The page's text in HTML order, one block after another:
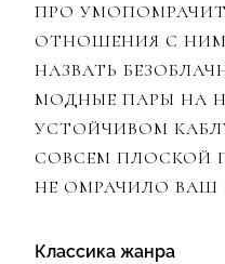
ПРО
ОТНОШЕНИЯ С
НАЗВАТЬ
МОДНЫЕ ПАРЫ НА
УСТОЙЧИВОМ
СОВСЕМ ПЛОСКОЙ
НЕ ОМРАЧИЛО ВАШ
Классика жанра